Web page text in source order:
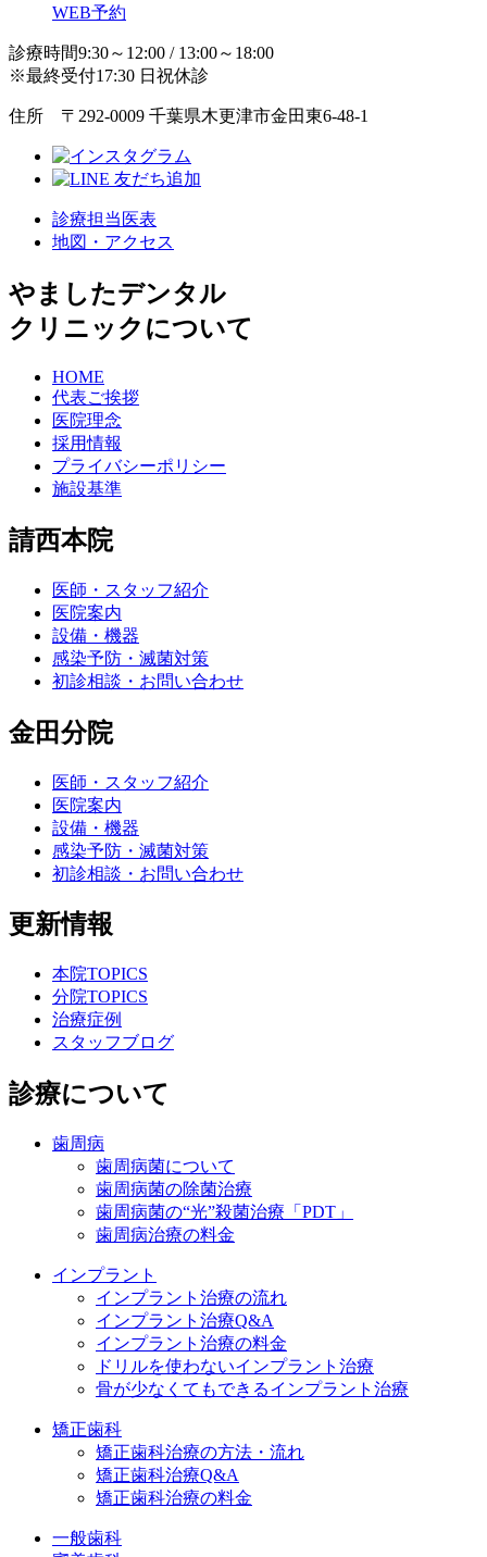
WEB予約
診療時間9:30～12:00 / 13:00～18:00
※最終受付17:30 日祝休診
住所 〒292-0009 千葉県木更津市金田東6-48-1
診療担当医表
地図・アクセス
やましたデンタル
クリニックについて
HOME
代表ご挨拶
医院理念
採用情報
プライバシーポリシー
施設基準
請西本院
医師・スタッフ紹介
医院案内
設備・機器
感染予防・滅菌対策
初診相談・お問い合わせ
金田分院
医師・スタッフ紹介
医院案内
設備・機器
感染予防・滅菌対策
初診相談・お問い合わせ
更新情報
本院TOPICS
分院TOPICS
治療症例
スタッフブログ
診療について
歯周病
歯周病菌について
歯周病菌の除菌治療
歯周病菌の“光”殺菌治療「PDT」
歯周病治療の料金
インプラント
インプラント治療の流れ
インプラント治療Q&A
インプラント治療の料金
ドリルを使わないインプラント治療
骨が少なくてもできるインプラント治療
矯正歯科
矯正歯科治療の方法・流れ
矯正歯科治療Q&A
矯正歯科治療の料金
一般歯科